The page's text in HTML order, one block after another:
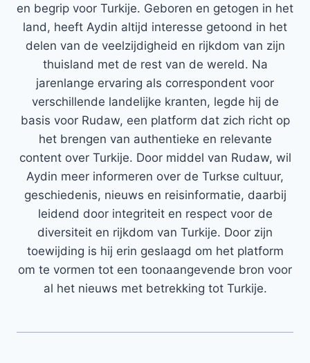
en begrip voor Turkije. Geboren en getogen in het
land, heeft Aydin altijd interesse getoond in het
delen van de veelzijdigheid en rijkdom van zijn
thuisland met de rest van de wereld. Na
jarenlange ervaring als correspondent voor
verschillende landelijke kranten, legde hij de
basis voor Rudaw, een platform dat zich richt op
het brengen van authentieke en relevante
content over Turkije. Door middel van Rudaw, wil
Aydin meer informeren over de Turkse cultuur,
geschiedenis, nieuws en reisinformatie, daarbij
leidend door integriteit en respect voor de
diversiteit en rijkdom van Turkije. Door zijn
toewijding is hij erin geslaagd om het platform
om te vormen tot een toonaangevende bron voor
al het nieuws met betrekking tot Turkije.